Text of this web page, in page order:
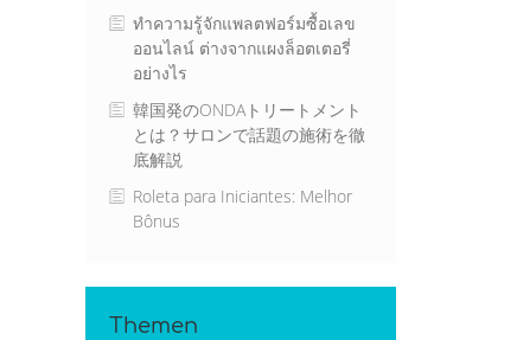
ทำความรู้จักแพลตฟอร์มซื้อเลข
ออนไลน์ ต่างจากแผงล็อตเตอรี่
อย่างไร
韓国発のONDAトリートメント
とは？サロンで話題の施術を徹
底解説
Roleta para Iniciantes: Melhor
Bônus
Themen